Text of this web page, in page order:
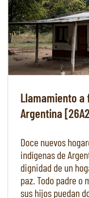
Llamamiento a
Argentina
Doce nuevos
indígenas de
dignidad de un
paz. Todo padre o
sus hijos puedan